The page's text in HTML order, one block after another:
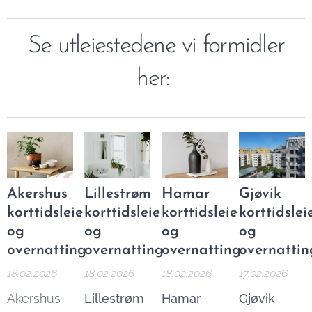
Se utleiestedene vi formidler
her:
Akershus
korttidsleie
og
overnatting
18.02.2026
Akershus
Lillestrøm
korttidsleie
og
overnatting
18.02.2026
Lillestrøm
Hamar
korttidsleie
og
overnatting
18.02.2026
Hamar
Gjøvik
og
17.02.2026
Gjøvik